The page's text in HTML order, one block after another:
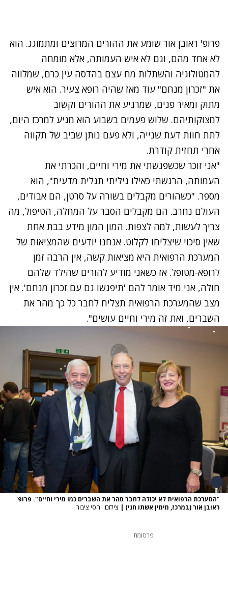
פרופ' ראובן אור שומע את ההורים המרוצים ומתמוגג. הוא
לא אחד מהם, וגם לא איש העמותה, אלא מומחה
להמטולוגיה והשתלות מח עצם בהדסה עין כרם, שמלווה
את "זכרון מנחם" עוד מאז שהיה רופא צעיר. הוא איש
מתוק ומאיר פנים, שמרגיע את ההורים וקשוב
למצוקותיהם. שלוש פעמים בשבוע הוא מגיע למרכז היום,
לתת חוות דעת שנייה, ולא פעם נותן שביב של תקווה
אחרי תחזית קודרת.
"אני זוכר שכשפגשתי את מירי וחיים, והכרתי את
העמותה, הרגשתי כאילו גיליתי תגלית מדעית", הוא
מספר. "כשהורים מקבלים בשורה על סרטן, הם אבודים,
העולם נחרב. הם מקבלים הסבר על המחלה, הטיפול, מה
צריך לעשות, למה לצפות. המון המון מידע בבת אחת
שאין סיכוי שיצליחו לקלוט. אנחנו יודעים שהמציאות של
המערכת הרפואית היא מציאות קשה, אין הרבה זמן
לרופא-מטופל. אז כשאני מודיע להורים שהילד שלהם
חולה, אני מיד אומר להם 'תיפגשו גם עם זכרון מנחם'. אין
מצב שהמערכת הרפואית תצליח לחבר כל כך מהר את
השברים, ואת זה מירי וחיים עושים".
"המערכת הרפואית לא יכולה לחבר מהר את השברים כמו מירי וחיים". פרופ'
ראובן אור (במרכז, מימין אשתו חני) | צילום: יחסי ציבור
פרסומת